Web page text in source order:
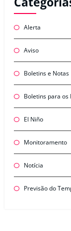
Alerta
Aviso
Boletins e Notas
Boletins para os
El Niño
Monitoramento
Notícia
Previsão do